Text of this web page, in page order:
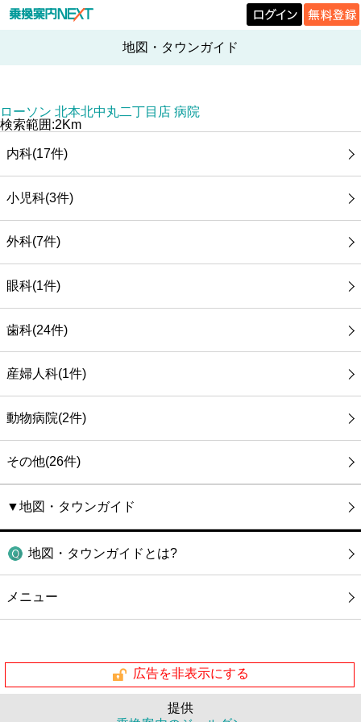
地図・タウンガイド
ローソン 北本北中丸二丁目店 病院
検索範囲:2Km
内科(17件)
小児科(3件)
外科(7件)
眼科(1件)
歯科(24件)
産婦人科(1件)
動物病院(2件)
その他(26件)
▼地図・タウンガイド
地図・タウンガイドとは?
メニュー
広告を非表示にする
提供